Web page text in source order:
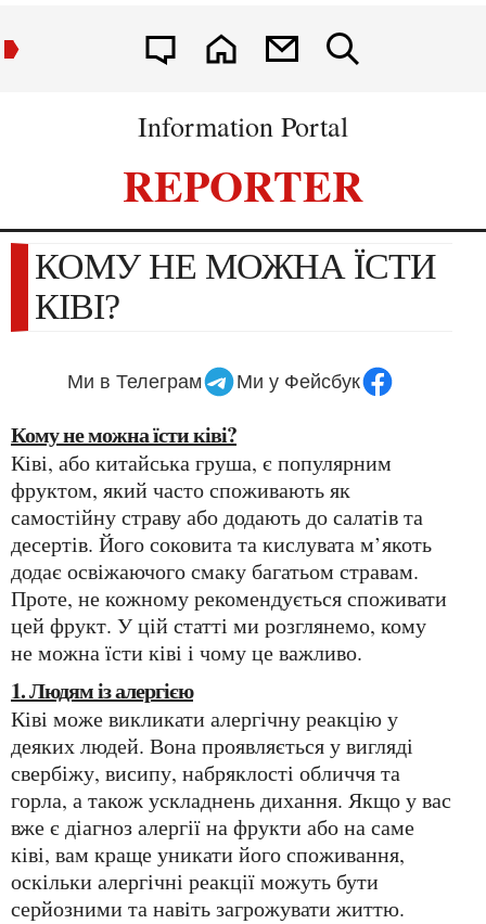
Information Portal
REPORTER
КОМУ НЕ МОЖНА ЇСТИ
КІВІ?
Ми в Телеграм Ми у Фейсбук
Кому не можна їсти ківі?
Ківі, або китайська груша, є популярним
фруктом, який часто споживають як
самостійну страву або додають до салатів та
десертів. Його соковита та кислувата м’якоть
додає освіжаючого смаку багатьом стравам.
Проте, не кожному рекомендується споживати
цей фрукт. У цій статті ми розглянемо, кому
не можна їсти ківі і чому це важливо.
1. Людям із алергією
Ківі може викликати алергічну реакцію у
деяких людей. Вона проявляється у вигляді
свербіжу, висипу, набряклості обличчя та
горла, а також ускладнень дихання. Якщо у вас
вже є діагноз алергії на фрукти або на саме
ківі, вам краще уникати його споживання,
оскільки алергічні реакції можуть бути
серйозними та навіть загрожувати життю.